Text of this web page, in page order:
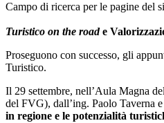
Campo di ricerca per le pagine del
Turistico on the roade
Proseguono con successo, gli
Turistico.
Il 29 settembre, nell’Aula Magna
del FVG), dall’ing. Paolo Taverna
in regione e le potenzialità